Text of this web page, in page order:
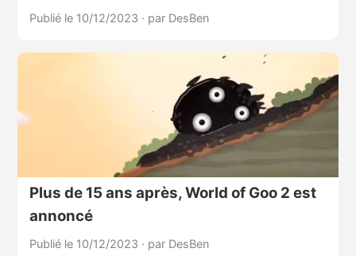
Publié le 10/12/2023 · par DesBen
Plus de 15 ans après, World of Goo 2 est
annoncé
Publié le 10/12/2023 · par DesBen